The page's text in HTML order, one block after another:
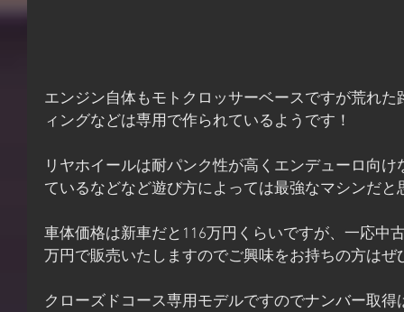
エンジン自体もモトクロッサーベースですが荒れ
ィングなどは専用で作られているようです！
リヤホイールは耐パンク性が高くエンデューロ向
ているなどなど遊び方によっては最強なマシンだと
車体価格は新車だと116万円くらいですが、一応中
万円で販売いたしますのでご興味をお持ちの方はぜ
クローズドコース専用モデルですのでナンバー取得